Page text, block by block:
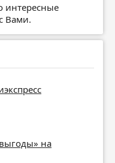
интересные
Вами.
на